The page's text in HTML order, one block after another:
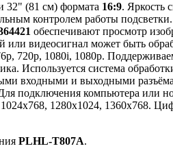
32" (81 см) формата 16:9. Яркость
контролем работы подсветки.
обеспечивают просмотр
или видеосигнал может быть
720p, 1080i, 1080p.
Используется система
входными и выходными
компьютера или
1280x1024, 1360x768.
PLHL-T807A.